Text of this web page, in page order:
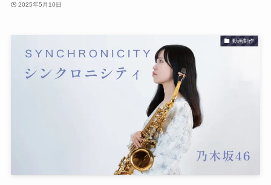
2025年5月10日
動画制作